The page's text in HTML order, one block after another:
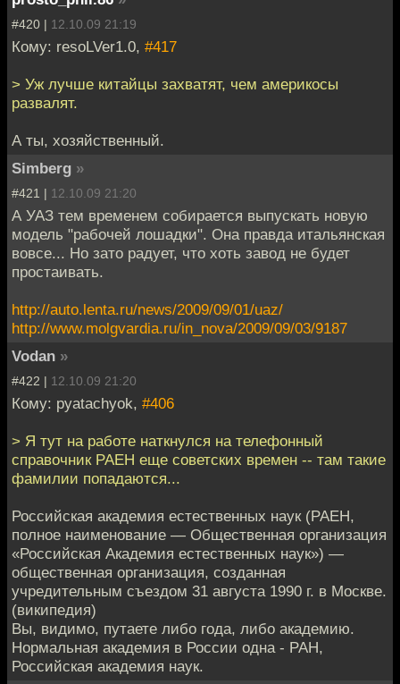
#420 | 12.10.09 21:19
Кому: resoLVer1.0, #417
> Уж лучше китайцы захватят, чем америкосы
развалят.
А ты, хозяйственный.
Simberg »
#421 | 12.10.09 21:20
А УАЗ тем временем собирается выпускать новую
модель "рабочей лошадки". Она правда итальянская
вовсе... Но зато радует, что хоть завод не будет
простаивать.
http://auto.lenta.ru/news/2009/09/01/uaz/
http://www.molgvardia.ru/in_nova/2009/09/03/9187
Vodan »
#422 | 12.10.09 21:20
Кому: pyatachyok, #406
> Я тут на работе наткнулся на телефонный
справочник РАЕН еще советских времен -- там такие
фамилии попадаются...
Российская академия естественных наук (РАЕН,
полное наименование — Общественная организация
«Российская Академия естественных наук») —
общественная организация, созданная
учредительным съездом 31 августа 1990 г. в Москве.
(википедия)
Вы, видимо, путаете либо года, либо академию.
Нормальная академия в России одна - РАН,
Российская академия наук.